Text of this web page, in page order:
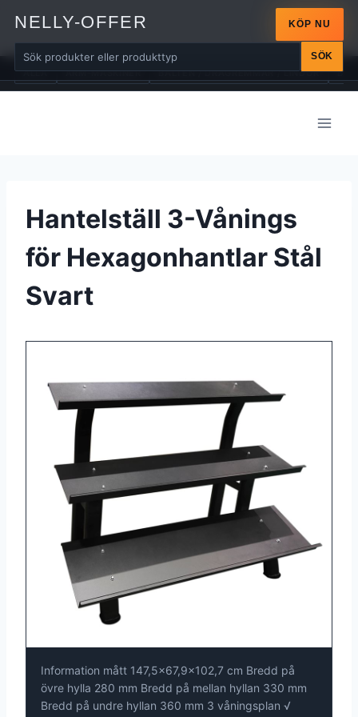
NELLY-OFFER
SÖK
KÖP NU
ALLA ARM-MASKINER BÄLTEN / DRAGREMMAR / LINDOR
Hantelställ 3-Vånings
för Hexagonhantlar Stål
Svart
Information mått 147,5x67,9x102,7 cm Bredd på
övre hylla 280 mm Bredd på mellan hyllan 330 mm
Bredd på undre hyllan 360 mm 3 våningsplan √